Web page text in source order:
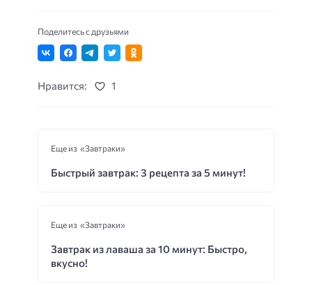
Поделитесь с друзьями
Нравится: 1
Еще из «Завтраки»
Быстрый завтрак: 3 рецепта за 5 минут!
Еще из «Завтраки»
Завтрак из лаваша за 10 минут: Быстро,
вкусно!